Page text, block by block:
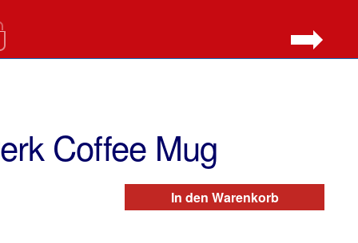
Coffee Mug
In den Warenkorb